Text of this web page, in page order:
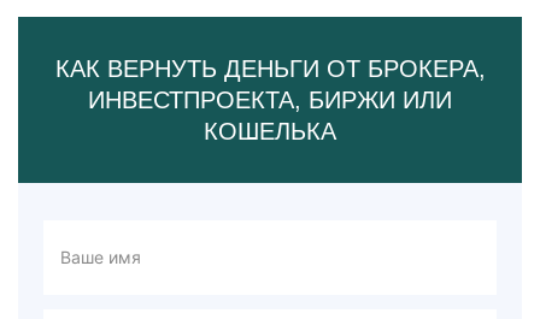
КАК ВЕРНУТЬ ДЕНЬГИ ОТ БРОКЕРА,
ИНВЕСТПРОЕКТА, БИРЖИ ИЛИ
КОШЕЛЬКА